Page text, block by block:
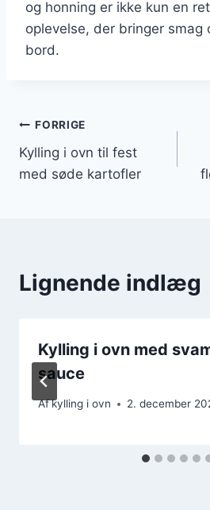
og honning er ikke kun en
oplevelse, der bringer
bord.
Indlægsnavigation
FORRIGE
Kylling i ovn til fest
med søde kartofler
Lignende indlæg
Kylling i ovn med
sauce
Afkylling i ovn 2. december